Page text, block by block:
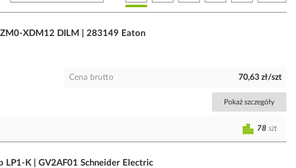
XDM12 DILM | 283149 Eaton
Cena brutto 70,63 zł/szt
Pokaż szczegóły
78 szt
LP1-K | GV2AF01 Schneider Electric